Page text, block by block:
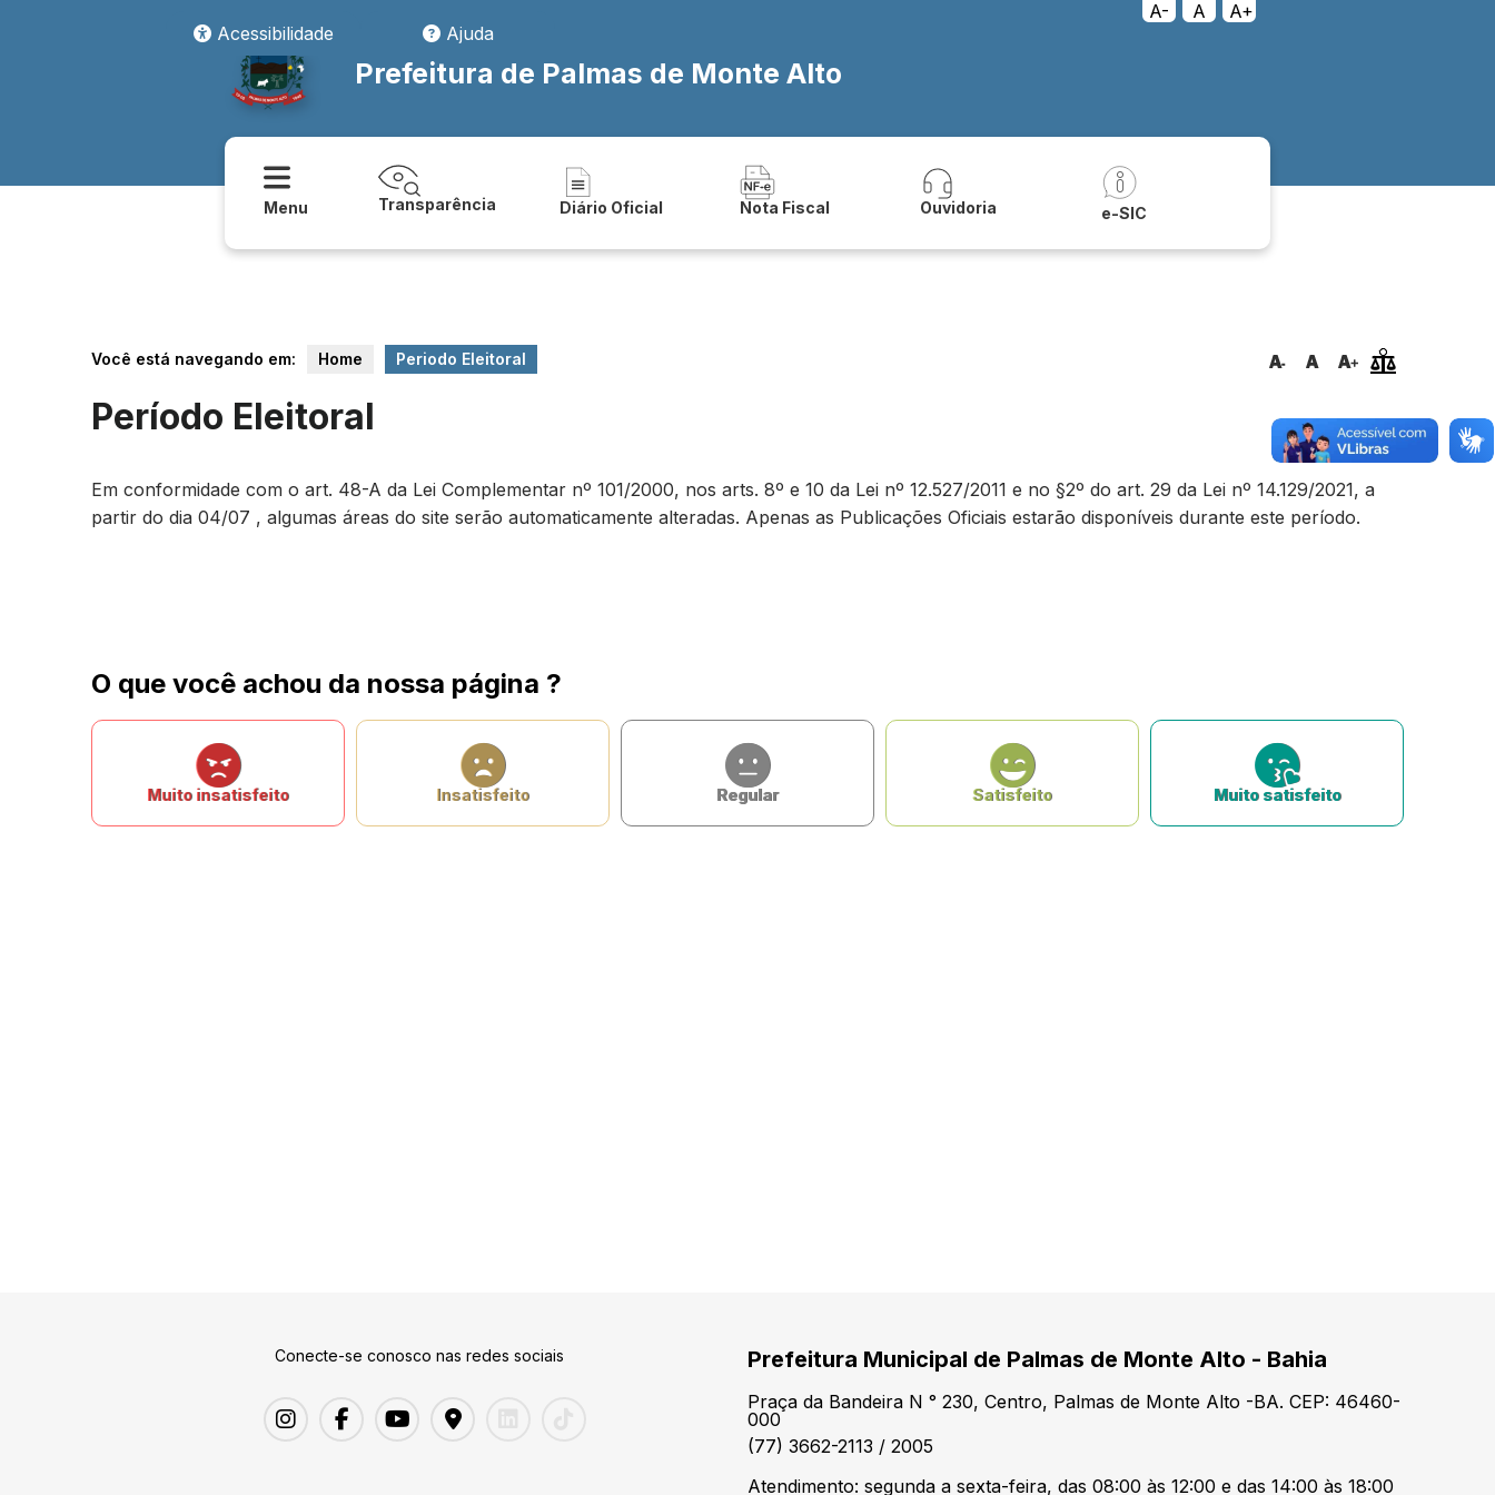
A- A
A+
Acessibilidade
Ajuda
Prefeitura de Palmas de Monte Alto
Menu Transparência Diário Oficial Nota Fiscal Ouvidoria e-SIC
Você está navegando em: Home Periodo Eleitoral
Período Eleitoral
Em conformidade com o art. 48-A da Lei Complementar nº 101/2000, nos arts. 8º e 10 da Lei nº 12.527/2011 e no §2º do art. 29 da Lei nº 14.129/2021, a
partir do dia 04/07 , algumas áreas do site serão automaticamente alteradas. Apenas as Publicações Oficiais estarão disponíveis durante este período.
O que você achou da nossa página ?
Muito insatisfeito Insatisfeito Regular Satisfeito Muito satisfeito
Conecte-se conosco nas redes sociais Prefeitura Municipal de Palmas de Monte Alto - Bahia
Praça da Bandeira N ° 230, Centro, Palmas de Monte Alto -BA. CEP: 46460-
000
(77) 3662-2113 / 2005
Atendimento: segunda a sexta-feira, das 08:00 às 12:00 e das 14:00 às 18:00